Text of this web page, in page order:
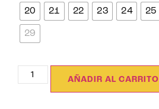
20 21 22 23 24 25
29
AÑADIR AL CARRITO